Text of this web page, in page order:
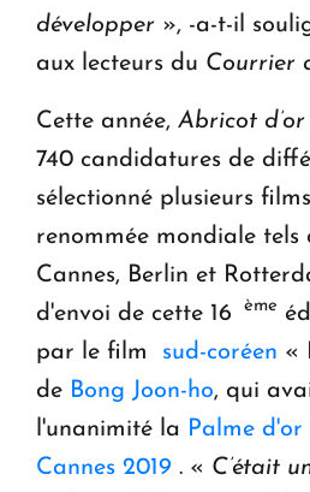
développer », -a-t-il
aux lecteurs du Courrier
Cette année, Abricot d’or
740 candidatures de
sélectionné plusieurs
renommée mondiale tels
Cannes, Berlin et
d'envoi de cette 16 ème
par le film sud-coréen «
de Bong Joon-ho, qui
l'unanimité la Palme d'or
Cannes 2019 . « C’était